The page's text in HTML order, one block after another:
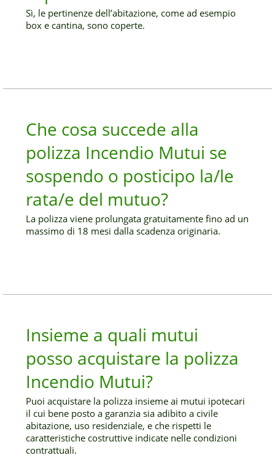
Sì, le pertinenze dell’abitazione, come ad esempio
box e cantina, sono coperte.
Che cosa succede alla
polizza Incendio Mutui se
sospendo o posticipo la/le
rata/e del mutuo?
La polizza viene prolungata gratuitamente fino ad un
massimo di 18 mesi dalla scadenza originaria.
Insieme a quali mutui
posso acquistare la polizza
Incendio Mutui?
Puoi acquistare la polizza insieme ai mutui ipotecari
il cui bene posto a garanzia sia adibito a civile
abitazione, uso residenziale, e che rispetti le
caratteristiche costruttive indicate nelle condizioni
contrattuali.